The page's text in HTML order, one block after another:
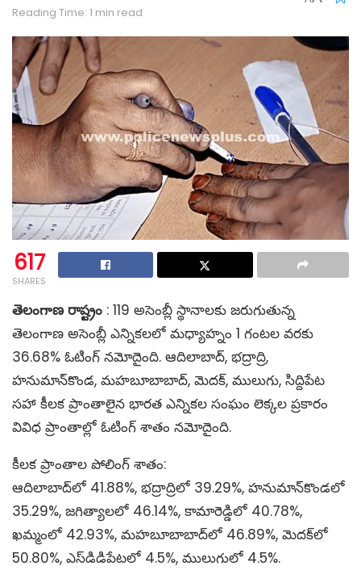
Reading Time: 1 min read
617
SHARES
తెలంగాణ రాష్ట్రం : 119 అసెంబ్లీ స్థానాలకు జరుగుతున్న
తెలంగాణ అసెంబ్లీ ఎన్నికలలో మధ్యాహ్నం 1 గంటల వరకు
36.68% ఓటింగ్ నమోదైంది. ఆదిలాబాద్, భద్రాద్రి,
హనుమాన్‌కొండ, మహబూబాబాద్, మెదక్, ములుగు, సిద్దిపేట
సహా కీలక ప్రాంతాలైన భారత ఎన్నికల సంఘం లెక్కల ప్రకారం
వివిధ ప్రాంతాల్లో ఓటింగ్ శాతం నమోదైంది.
‌కీలక ప్రాంతాల పోలింగ్ శాతం:
ఆదిలాబాద్‌లో 41.88%, భద్రాద్రిలో 39.29%, హనుమాన్‌కొండలో
35.29%, జగిత్యాలలో 46.14%, కామారెడ్డిలో 40.78%,
ఖమ్మంలో 42.93%, మహబూబాబాద్‌లో 46.89%, మెదక్‌లో
50.80%, ఎస్‌డిడిపేటలో 4.5%, ములుగులో 4.5%.